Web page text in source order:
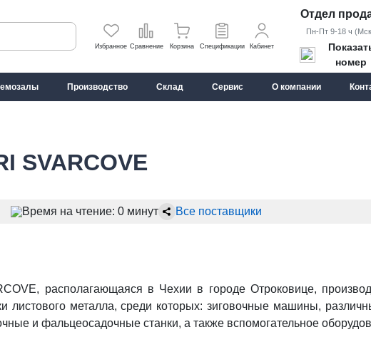
Избранное Сравнение Корзина Спецификации Кабинет
Отдел
Пн-Пт 9-18 ч
номер
Производство Склад Сервис О компании
SVARCOVE
Время на чтение: 0 минут Все поставщики
располагающаяся в Чехии в городе Отроковице,
листового металла, среди которых: зиговочные машины,
и фальцеосадочные станки, а также вспомогательное